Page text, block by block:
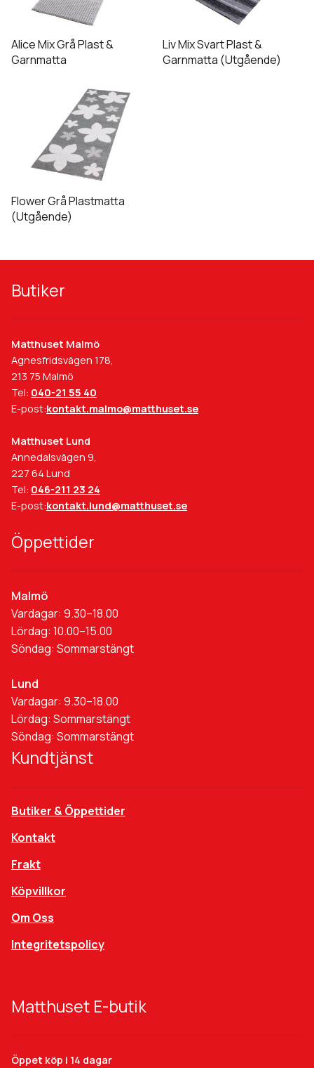
Alice Mix Grå Plast &
Garnmatta
Liv Mix Svart Plast &
Garnmatta (Utgående)
Flower Grå Plastmatta
(Utgående)
Butiker
Matthuset Malmö
Agnesfridsvägen 178,
213 75 Malmö
Tel: 040-21 55 40
E-post:kontakt.malmo@matthuset.se
Matthuset Lund
Annedalsvägen 9,
227 64 Lund
Tel: 046-211 23 24
E-post:kontakt.lund@matthuset.se
Öppettider
Malmö
Vardagar: 9.30–18.00
Lördag: 10.00–15.00
Söndag: Sommarstängt
Lund
Vardagar: 9.30–18.00
Lördag: Sommarstängt
Söndag: Sommarstängt
Kundtjänst
Butiker & Öppettider
Kontakt
Frakt
Köpvillkor
Om Oss
Integritetspolicy
Matthuset E-butik
Öppet köp i 14 dagar